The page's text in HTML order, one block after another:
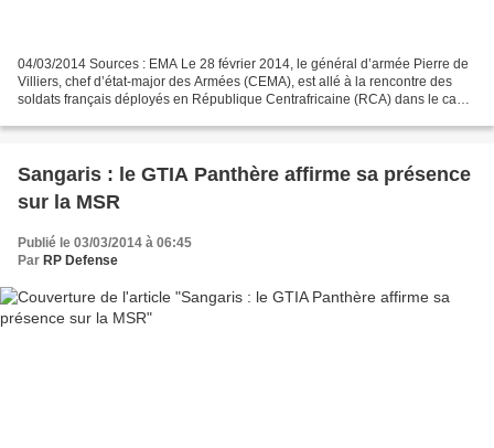
04/03/2014 Sources : EMA Le 28 février 2014, le général d’armée Pierre de
Villiers, chef d’état-major des Armées (CEMA), est allé à la rencontre des
soldats français déployés en République Centrafricaine (RCA) dans le cadre
Sangaris : le GTIA Panthère affirme sa présence
sur la MSR
Publié le 03/03/2014 à 06:45
Par RP Defense